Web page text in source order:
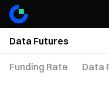
Data Futures
Funding Rate Data